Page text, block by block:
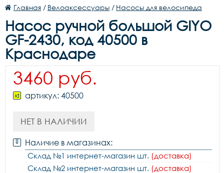
Главная / Велоаксессуары / Насосы для велосипеда
Насос ручной большой GIYO
GF-2430, код 40500 в
Краснодаре
3460 руб.
артикул: 40500
НЕТ В НАЛИЧИИ
Наличие в магазинах:
Склад №1 интернет-магазин шт. (доставка)
Склад №2 интернет-магазин шт. (доставка)